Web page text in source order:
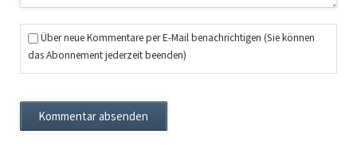
Über neue Kommentare per E-Mail benachrichtigen (Sie können
das Abonnement jederzeit beenden)
Kommentar absenden